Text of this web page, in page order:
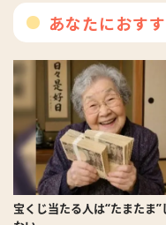
あなたにおす
宝くじ当たる人は“たまたま”